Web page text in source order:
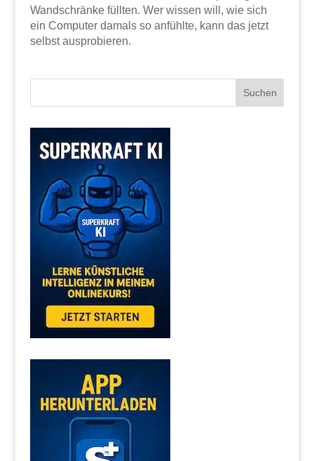
Wandschränke füllten. Wer wissen will, wie sich
ein Computer damals so anfühlte, kann das jetzt
selbst ausprobieren.